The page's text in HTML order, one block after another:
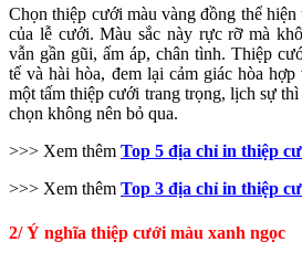
Chọn thiệp cưới màu vàng đồng thể
của lễ cưới. Màu sắc này rực rỡ mà
vẫn gần gũi, ấm áp, chân tình. Thiệp
tế và hài hòa, đem lại cảm giác hòa
một tấm thiệp cưới trang trọng, lịch sự
chọn không nên bỏ qua.
>>> Xem thêm Top 5 địa chỉ in thiệp
>>> Xem thêm Top 3 địa chỉ in thiệp
2/ Ý nghĩa thiệp cưới màu xanh ngọc